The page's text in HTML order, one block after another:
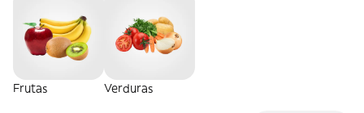
Frutas Verduras